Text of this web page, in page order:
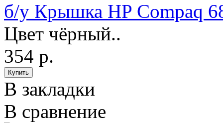
б/у Крышка HP Compaq
Цвет чёрный..
354 р.
В закладки
В сравнение